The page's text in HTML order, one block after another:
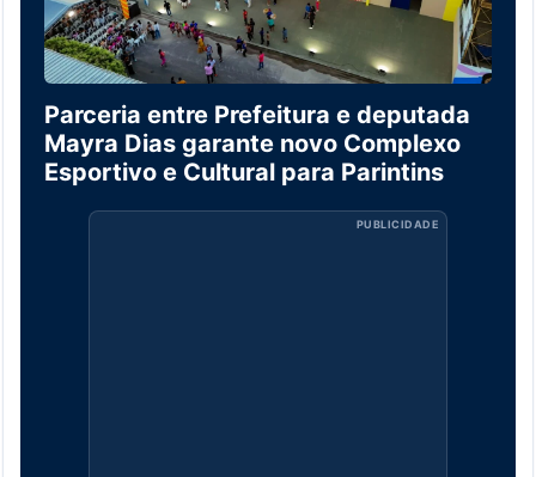
Parceria entre Prefeitura e deputada
Mayra Dias garante novo Complexo
Esportivo e Cultural para Parintins
PUBLICIDADE